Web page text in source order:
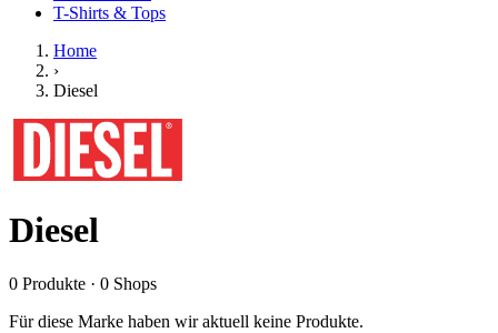
T-Shirts & Tops
Home
›
Diesel
Diesel
0 Produkte · 0 Shops
Für diese Marke haben wir aktuell keine Produkte.